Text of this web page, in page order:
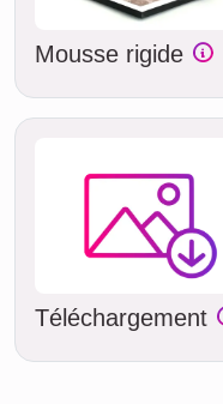
Mousse rigide
Téléchargement